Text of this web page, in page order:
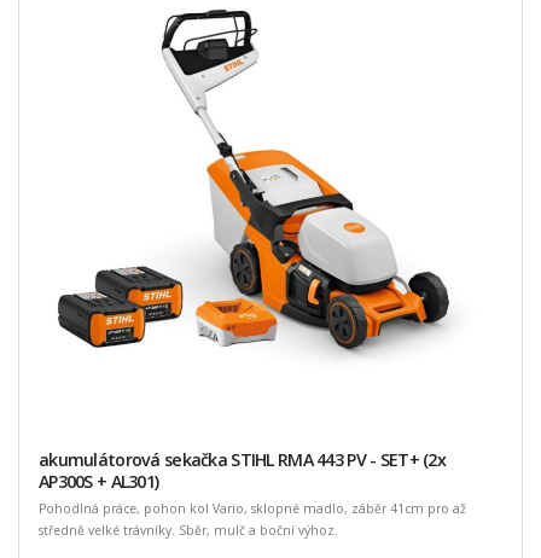
akumulátorová sekačka STIHL RMA 443 PV - SET+ (2x
AP300S + AL301)
Pohodlná práce, pohon kol Vario, sklopné madlo, záběr 41cm pro až
středně velké trávníky. Sběr, mulč a boční výhoz.